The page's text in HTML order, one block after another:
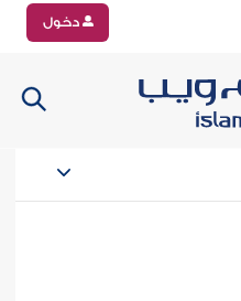
دخول